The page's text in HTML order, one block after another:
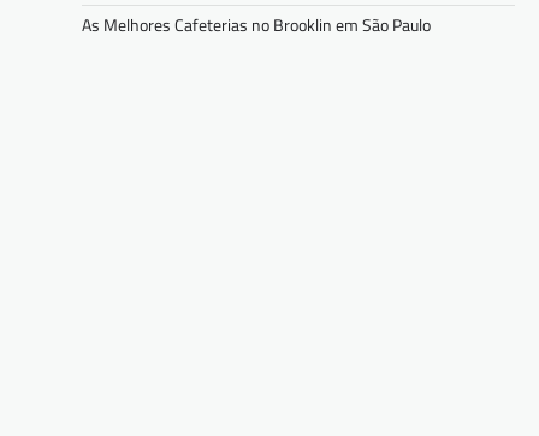
As Melhores Cafeterias no Brooklin em São Paulo